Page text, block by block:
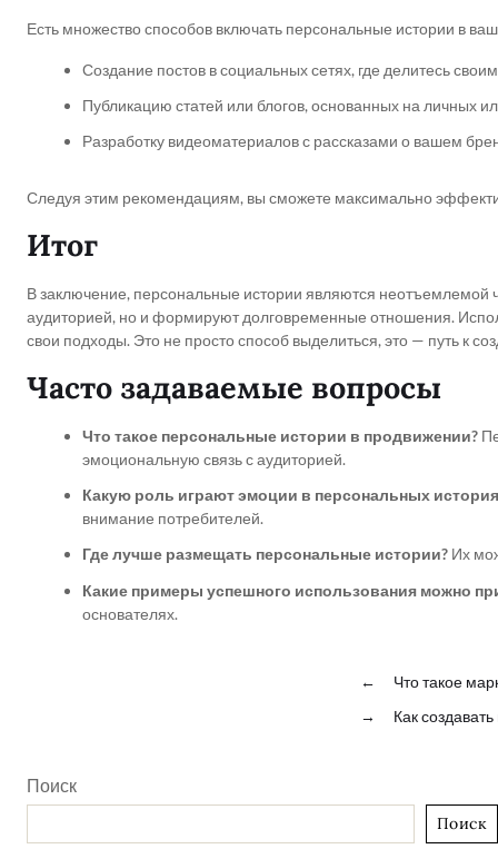
Есть множество способов включать персональные истории в
Создание постов в социальных сетях, где делитесь
Публикацию статей или блогов, основанных на личных
Разработку видеоматериалов с рассказами о вашем
Следуя этим рекомендациям, вы сможете максимально
Итог
В заключение, персональные истории являются неотъемлемой
аудиторией, но и формируют долговременные отношения.
свои подходы. Это не просто способ выделиться, это — путь к
Часто задаваемые вопросы
Что такое персональные истории в продвижении?
эмоциональную связь с аудиторией.
Какую роль играют эмоции в персональных
внимание потребителей.
Где лучше размещать персональные истории? Их
Какие примеры успешного использования можно
основателях.
←
Что такое
→
Как
Поиск
Поиск